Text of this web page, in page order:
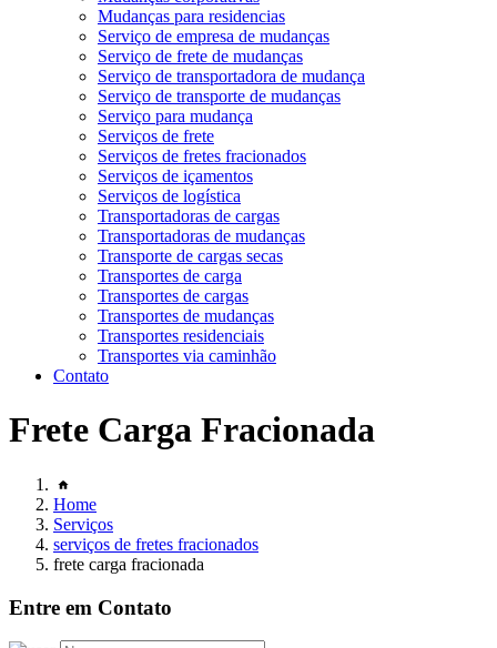
Mudanças para residencias
Serviço de empresa de mudanças
Serviço de frete de mudanças
Serviço de transportadora de mudança
Serviço de transporte de mudanças
Serviço para mudança
Serviços de frete
Serviços de fretes fracionados
Serviços de içamentos
Serviços de logística
Transportadoras de cargas
Transportadoras de mudanças
Transporte de cargas secas
Transportes de carga
Transportes de cargas
Transportes de mudanças
Transportes residenciais
Transportes via caminhão
Contato
Frete Carga Fracionada
Home
Serviços
serviços de fretes fracionados
frete carga fracionada
Entre em Contato